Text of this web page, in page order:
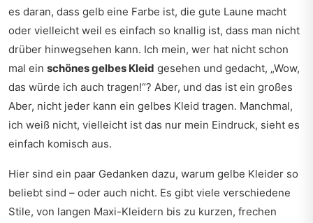
es daran, dass gelb eine Farbe ist, die gute Laune macht
oder vielleicht weil es einfach so knallig ist, dass man nicht
drüber hinwegsehen kann. Ich mein, wer hat nicht schon
mal ein schönes gelbes Kleid gesehen und gedacht, „Wow,
das würde ich auch tragen!“? Aber, und das ist ein großes
Aber, nicht jeder kann ein gelbes Kleid tragen. Manchmal,
ich weiß nicht, vielleicht ist das nur mein Eindruck, sieht es
einfach komisch aus.
Hier sind ein paar Gedanken dazu, warum gelbe Kleider so
beliebt sind – oder auch nicht. Es gibt viele verschiedene
Stile, von langen Maxi-Kleidern bis zu kurzen, frechen